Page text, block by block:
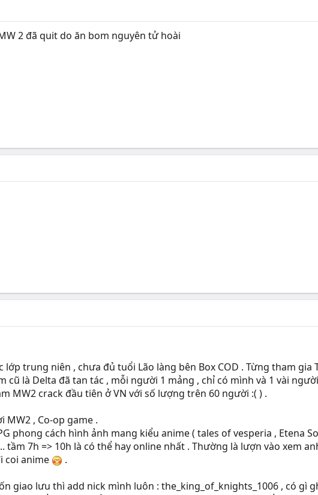
2 đã quit do ăn bom nguyên tử hoài
trung niên , chưa đủ tuổi Lão làng bên Box COD . Từng tham gia
cũ là Delta đã tan tác , mỗi người 1 mảng , chỉ có mình và 1 vài
MW2 crack đầu tiên ở VN với số lượng trên 60 người :( ) .
MW2 , Co-op game .
phong cách hình ảnh mang kiểu anime ( tales of vesperia , Etena
tầm 7h => 10h là có thể hay online nhất . Thường là lượn vào xem
coi anime
.
giao lưu thì add nick mình luôn : the_king_of_knights_1006 , có gì